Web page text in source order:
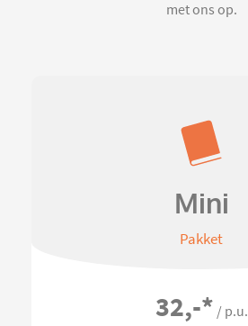
met ons op.
Mini
Pakket
32,-* / p.u.